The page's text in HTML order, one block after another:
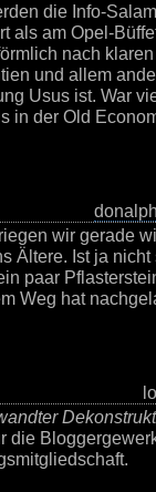
die Info-
als am Opel-
nach
und allem
Usus ist. War
in der Old
wir gerade
Ältere. Ist ja
paar
Weg hat
die